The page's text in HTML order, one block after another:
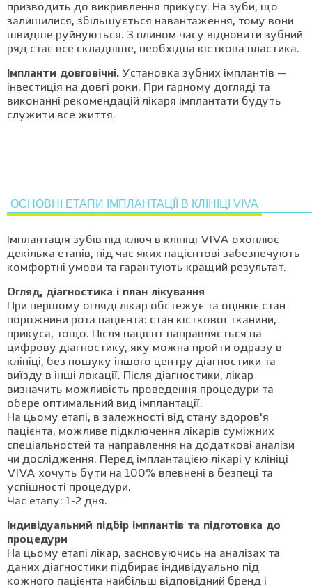
призводить до викривлення прикусу. На зуби, що
залишилися, збільшується навантаження, тому вони
швидше руйнуються. З плином часу відновити зубний
ряд стає все складніше, необхідна кісткова пластика.
Імпланти довговічні. Установка зубних імплантів —
інвестиція на довгі роки. При гарному догляді та
виконанні рекомендацій лікаря імплантати будуть
служити все життя.
ОСНОВНІ ЕТАПИ ІМПЛАНТАЦІЇ В КЛІНІЦІ VIVA
Імплантація зубів під ключ в клініці VIVA охоплює
декілька етапів, під час яких пацієнтові забезпечують
комфортні умови та гарантують кращий результат.
Огляд, діагностика і план лікування
При першому огляді лікар обстежує та оцінює стан
порожнини рота пацієнта: стан кісткової тканини,
прикуса, тощо. Після пацієнт направляється на
цифрову діагностику, яку можна пройти одразу в
клініці, без пошуку іншого центру діагностики та
виїзду в інші локації. Після діагностики, лікар
визначить можливість проведення процедури та
обере оптимальний вид імплантації.
На цьому етапі, в залежності від стану здоров'я
пацієнта, можливе підключення лікарів суміжних
спеціальностей та направлення на додаткові аналізи
чи дослідження. Перед імплантацією лікарі у клініці
VIVA хочуть бути на 100% впевнені в безпеці та
успішності процедури.
Час етапу: 1-2 дня.
Індивідуальний підбір імплантів та підготовка до
процедури
На цьому етапі лікар, засновуючись на аналізах та
даних діагностики підбирає індивідуально під
кожного пацієнта найбільш відповідний бренд і